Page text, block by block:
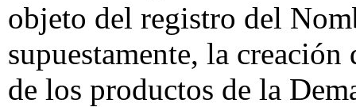
objeto del registro del
supuestamente, la
de los productos de la